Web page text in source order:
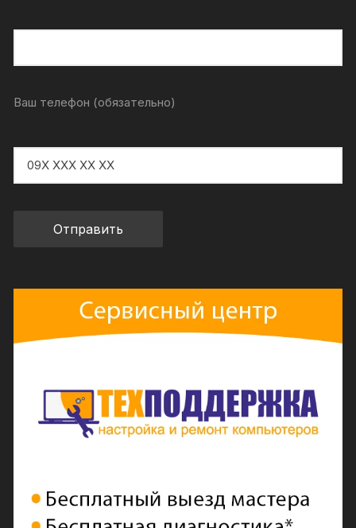
Ваш телефон (обязательно)